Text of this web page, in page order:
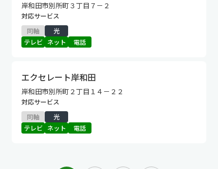
岸和田市別所町３丁目７－２
対応サービス
同軸
光
テレビ ネット 電話
エクセレート岸和田
岸和田市別所町２丁目１４－２２
対応サービス
同軸
光
テレビ ネット 電話